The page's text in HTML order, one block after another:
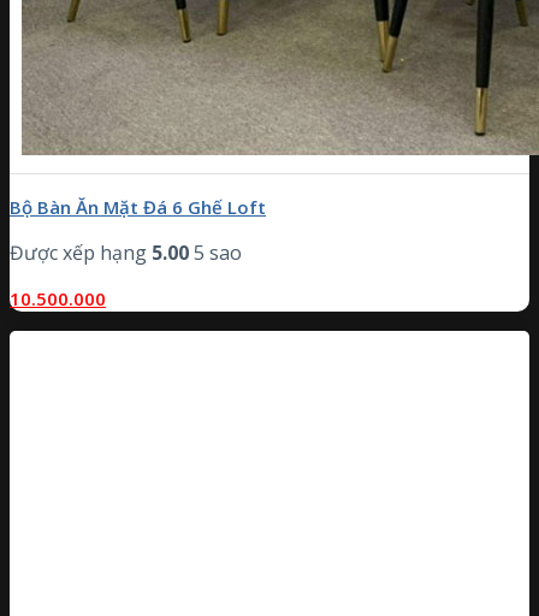
Bộ Bàn Ăn Mặt Đá 6 Ghế Loft
Được xếp hạng 5.005 sao
10.500.000